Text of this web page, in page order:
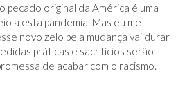
original da América é uma
a esta pandemia. Mas eu me
novo zelo pela mudança vai durar
práticas e sacrifícios serão
de acabar com o racismo.